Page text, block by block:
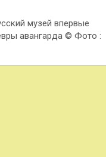
музей впервые
авангарда © Фото :